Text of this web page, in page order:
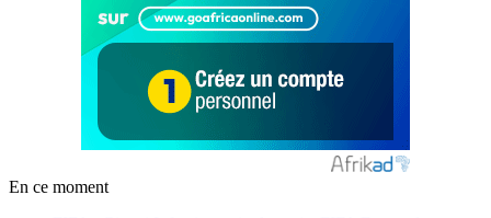
En ce moment